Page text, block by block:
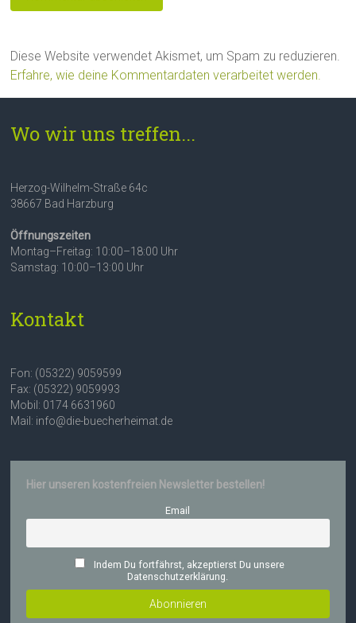
Diese Website verwendet Akismet, um Spam zu reduzieren.
Erfahre, wie deine Kommentardaten verarbeitet werden.
Wo wir uns treffen...
Herzog-Wilhelm-Straße 64c
38667 Bad Harzburg
Öffnungszeiten
Montag–Freitag: 10:00–18:00 Uhr
Samstag: 10:00–13:00 Uhr
Kontakt
Fon: (05322) 9059599
Fax: (05322) 9059993
Mobil: 0174 6631960
Mail: info@die-buecherheimat.de
Hier unseren kostenfreien Newsletter bestellen!
Email
Indem Du fortfährst, akzeptierst Du unsere
Datenschutzerklärung.